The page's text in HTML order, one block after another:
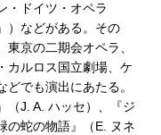
・ドイツ・オペラ
）などがある。その
京の二期会オペラ、
カルロス国立劇場、ケ
でも演出にあたる。
（J. A. ハッセ）、『ジ
の蛇の物語』（E. ヌネ